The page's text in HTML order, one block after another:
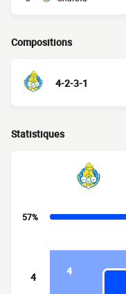
Compositions
4-2-3-1
Statistiques
57%
4 4